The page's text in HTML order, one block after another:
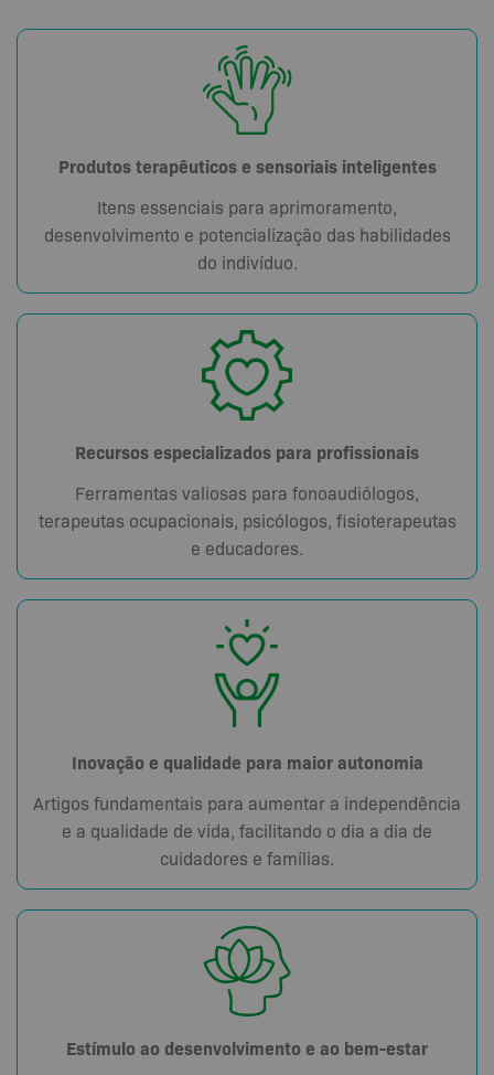
Produtos terapêuticos e sensoriais inteligentes
Itens essenciais para aprimoramento,
desenvolvimento e potencialização das habilidades
do indivíduo.
Recursos especializados para profissionais
Ferramentas valiosas para fonoaudiólogos,
terapeutas ocupacionais, psicólogos, fisioterapeutas
e educadores.
Inovação e qualidade para maior autonomia
Artigos fundamentais para aumentar a independência
e a qualidade de vida, facilitando o dia a dia de
cuidadores e famílias.
Estímulo ao desenvolvimento e ao bem-estar